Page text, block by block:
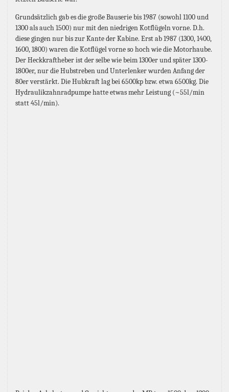
Grundsätzlich gab es die große Bauserie bis 1987 (sowohl 1100 und
1300 als auch 1500) nur mit den niedrigen Kotflügeln vorne. D.h.
diese gingen nur bis zur Kante der Kabine. Erst ab 1987 (1300, 1400,
1600, 1800) waren die Kotflügel vorne so hoch wie die Motorhaube.
Der Heckkraftheber ist der selbe wie beim 1300er und später 1300-
1800er, nur die Hubstreben und Unterlenker wurden Anfang der
80er verstärkt. Die Hubkraft lag bei 6500kp bzw. etwa 6500kg. Die
Hydraulikzahnradpumpe hatte etwas mehr Leistung (~55l/min
statt 45l/min).